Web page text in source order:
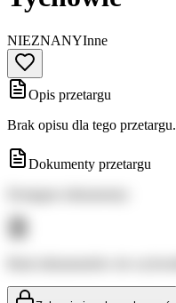
NIEZNANYInne
Opis przetargu
Brak opisu dla tego przetargu.
Dokumenty przetargu